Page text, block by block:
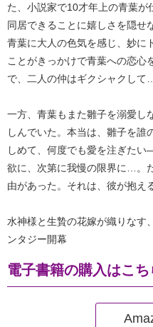
た、小説家で10才年上の青葉が
同居できることに嬉しさを隠せ
青葉に大人の色気を感じ、妙に
ことがきっかけで青葉への恋心
で、二人の仲はギクシャクして…
一方、青葉もまた雛子を溺愛し
しんでいた。本当は、雛子を誰
しめて、何度でも愛を注ぎた
欲に、次第に我慢の限界に…。
由があった。それは、彼が抱
水神様と生贄の花嫁が織りなす
ンタジー開幕
電子書籍の購入はこち